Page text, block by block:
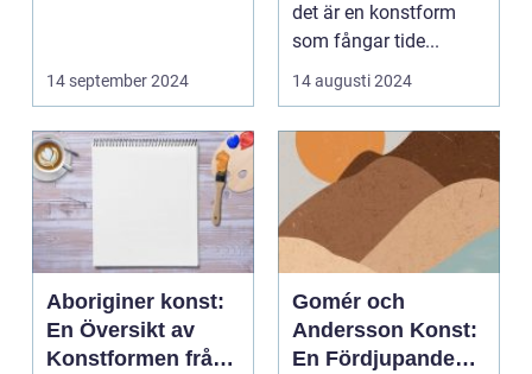
14 september 2024
det är en konstform
som fångar tide...
14 augusti 2024
Aboriginer konst:
En Översikt av
Konstformen från
Gomér och
Andersson Konst:
En Fördjupande